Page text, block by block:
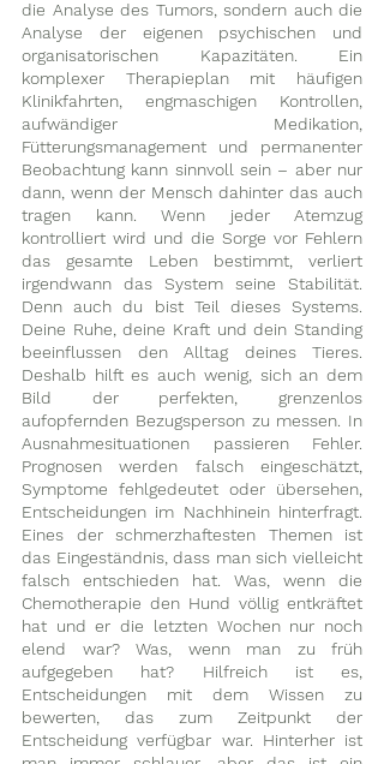
die Analyse des Tumors, sondern auch die
Analyse der eigenen psychischen und
organisatorischen Kapazitäten. Ein
komplexer Therapieplan mit häufigen
Klinikfahrten, engmaschigen Kontrollen,
aufwändiger Medikation,
Fütterungsmanagement und permanenter
Beobachtung kann sinnvoll sein – aber nur
dann, wenn der Mensch dahinter das auch
tragen kann. Wenn jeder Atemzug
kontrolliert wird und die Sorge vor Fehlern
das gesamte Leben bestimmt, verliert
irgendwann das System seine Stabilität.
Denn auch du bist Teil dieses Systems.
Deine Ruhe, deine Kraft und dein Standing
beeinflussen den Alltag deines Tieres.
Deshalb hilft es auch wenig, sich an dem
Bild der perfekten, grenzenlos
aufopfernden Bezugsperson zu messen. In
Ausnahmesituationen passieren Fehler.
Prognosen werden falsch eingeschätzt,
Symptome fehlgedeutet oder übersehen,
Entscheidungen im Nachhinein hinterfragt.
Eines der schmerzhaftesten Themen ist
das Eingeständnis, dass man sich vielleicht
falsch entschieden hat. Was, wenn die
Chemotherapie den Hund völlig entkräftet
hat und er die letzten Wochen nur noch
elend war? Was, wenn man zu früh
aufgegeben hat? Hilfreich ist es,
Entscheidungen mit dem Wissen zu
bewerten, das zum Zeitpunkt der
Entscheidung verfügbar war. Hinterher ist